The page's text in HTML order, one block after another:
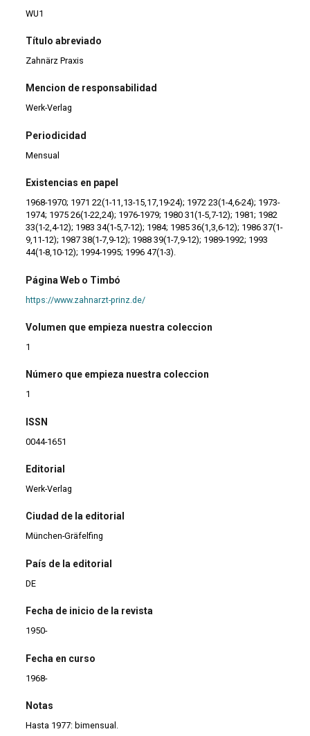
WU1
Título abreviado
Zahnärz Praxis
Mencion de responsabilidad
Werk-Verlag
Periodicidad
Mensual
Existencias en papel
1968-1970; 1971 22(1-11,13-15,17,19-24); 1972 23(1-4,6-24); 1973-
1974; 1975 26(1-22,24); 1976-1979; 1980 31(1-5,7-12); 1981; 1982
33(1-2,4-12); 1983 34(1-5,7-12); 1984; 1985 36(1,3,6-12); 1986 37(1-
9,11-12); 1987 38(1-7,9-12); 1988 39(1-7,9-12); 1989-1992; 1993
44(1-8,10-12); 1994-1995; 1996 47(1-3).
Página Web o Timbó
https://www.zahnarzt-prinz.de/
Volumen que empieza nuestra coleccion
1
Número que empieza nuestra coleccion
1
ISSN
0044-1651
Editorial
Werk-Verlag
Ciudad de la editorial
München-Gräfelfing
País de la editorial
DE
Fecha de inicio de la revista
1950-
Fecha en curso
1968-
Notas
Hasta 1977: bimensual.